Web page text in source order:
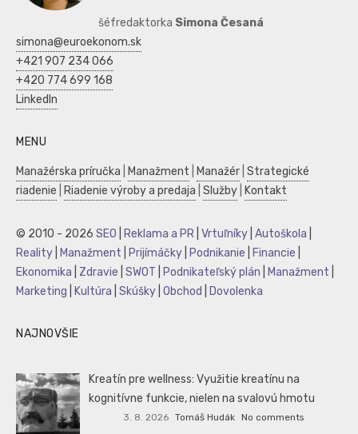
šéfredaktorka Simona Česaná
simona@euroekonom.sk
+421 907 234 066
+420 774 699 168
LinkedIn
MENU
Manažérska príručka Manažment Manažér Strategické
riadenie
Riadenie výroby a predaja Služby Kontakt
© 2010 - 2026 SEO Reklama a PR Vrtuľníky Autoškola
Reality
Manažment Prijímáčky Podnikanie Financie
Ekonomika
Zdravie SWOT Podnikateľský plán Manažment
Marketing
Kultúra Skúšky Obchod Dovolenka
NAJNOVŠIE
Kreatín pre wellness: Využitie kreatínu na
kognitívne funkcie, nielen na svalovú hmotu
3. 8. 2026 Tomáš Hudák No comments